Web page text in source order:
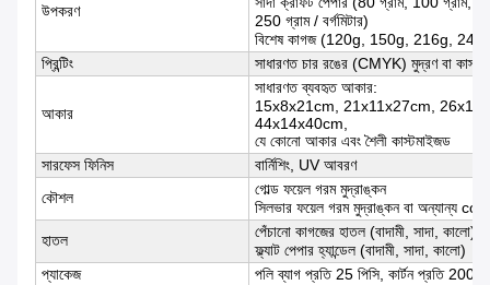
উপকরণ
250 গ্রাম / বর্গমিটার)
বিশেষ কাগজ (120g, 150g, 216g,
প্রিন্টিং
সাধারণত চার রঙের (CMYK) মুদ্রণ বা
আকার
সাধারণত ব্যবহৃত আকার:
15x8x21cm, 21x11x27cm,
44x14x40cm,
যে কোনো আকার এবং শৈলী কাস্টমাইজড
সারফেস ফিনিস
বার্নিশিং, UV আবরণ
কৌশল
গোল্ড ফয়েল গরম মুদ্রাঙ্কন
সিলভার ফয়েল গরম মুদ্রাঙ্কন বা অন্যান্য
হাতল
পেঁচানো কাগজের হাতল (বাদামী, সাদা, কালো)
ফ্ল্যাট পেপার হ্যান্ডেল (বাদামী, সাদা, কালো)
প্যাকেজ
পলি ব্যাগ প্রতি 25 পিসি, কার্টন প্রতি 200-